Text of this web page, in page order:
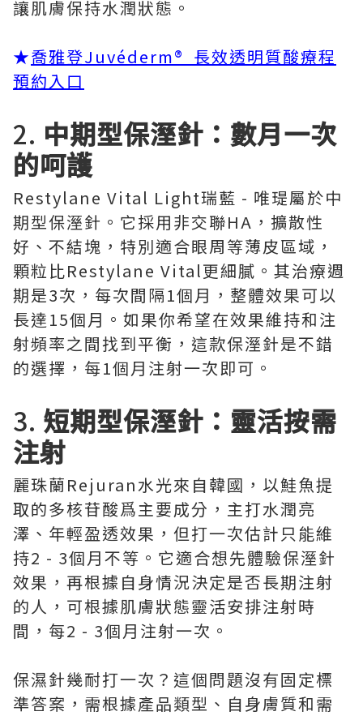
讓肌膚保持水潤狀態。
★喬雅登Juvéderm® 長效透明質酸療程
預約入口
2. 中期型保溼針：數月一次
的呵護
Restylane Vital Light瑞藍 - 唯瑅屬於中
期型保溼針。它採用非交聯HA，擴散性
好、不結塊，特別適合眼周等薄皮區域，
顆粒比Restylane Vital更細膩。其治療週
期是3次，每次間隔1個月，整體效果可以
長達15個月。如果你希望在效果維持和注
射頻率之間找到平衡，這款保溼針是不錯
的選擇，每1個月注射一次即可。
3. 短期型保溼針：靈活按需
注射
麗珠蘭Rejuran水光來自韓國，以鮭魚提
取的多核苷酸爲主要成分，主打水潤亮
澤、年輕盈透效果，但打一次估計只能維
持2 - 3個月不等。它適合想先體驗保溼針
效果，再根據自身情況決定是否長期注射
的人，可根據肌膚狀態靈活安排注射時
間，每2 - 3個月注射一次。
保濕針幾耐打一次？這個問題沒有固定標
準答案，需根據產品類型、自身膚質和需